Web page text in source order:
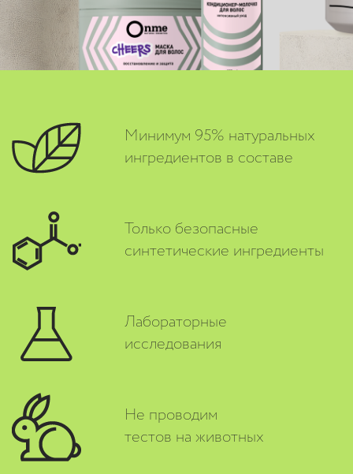
Минимум 95% натуральных
ингредиентов в составе
Только безопасные
синтетические ингредиенты
Лабораторные
исследования
Не проводим
тестов на животных